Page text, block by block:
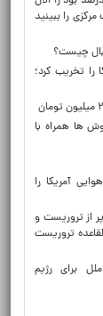
چیست؟
را تخریب کرد؛
ها همراه با
آمریکا را
از تروریست و
تروریست
برای رژیم